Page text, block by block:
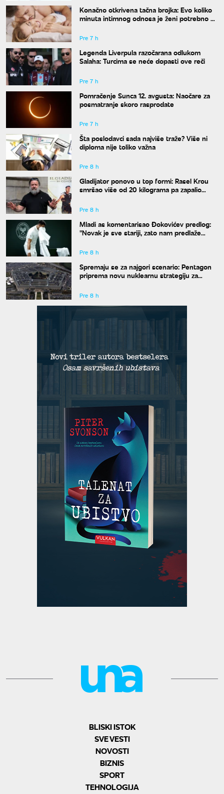
Konačno otkrivena tačna brojka: Evo koliko
minuta intimnog odnosa je ženi potrebno da
Pre 7 h
Legenda Liverpula razočarana odlukom
Salaha: Turcima se neće dopasti ove reči
Pre 7 h
Pomračenje Sunca 12. avgusta: Naočare za
posmatranje skoro rasprodate
Pre 7 h
Šta poslodavci sada najviše traže? Više ni
diploma nije toliko važna
Pre 8 h
Gladijator ponovo u top formi: Rasel Krou
smršao više od 20 kilograma pa zapalio
Pre 8 h
Mladi as komentarisao Đokovićev predlog:
"Novak je sve stariji, zato nam predlaže
Pre 8 h
Spremaju se za najgori scenario: Pentagon
priprema novu nuklearnu strategiju za
Pre 8 h
BLISKI ISTOK
SVE VESTI
NOVOSTI
BIZNIS
SPORT
TEHNOLOGIJA